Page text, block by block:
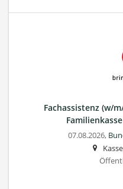
Fachassistenz (w/
07.08.2026,